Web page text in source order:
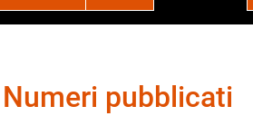
Numeri pubblicati